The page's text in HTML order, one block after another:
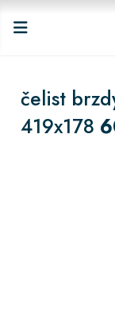
čelist
419x178